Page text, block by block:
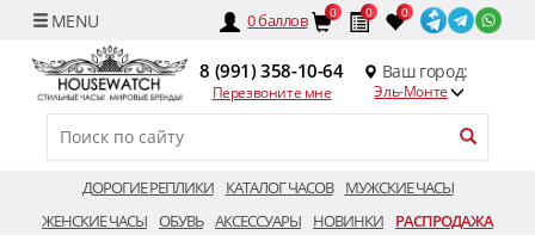
0баллов 0 0 0
8 (991) 358-10-64
Перезвоните мне
Ваш город:
Эль-Монте
ДОРОГИЕ РЕПЛИКИ КАТАЛОГ ЧАСОВ
МУЖСКИЕ ЧАСЫ
ЖЕНСКИЕ ЧАСЫ ОБУВЬ АКСЕССУАРЫ НОВИНКИ РАСПРОДАЖА